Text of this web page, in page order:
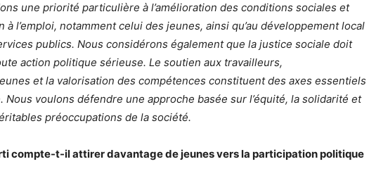
une priorité particulière à l’amélioration des conditions sociales et
à l’emploi, notamment celui des jeunes, ainsi qu’au développement local
publics. Nous considérons également que la justice sociale doit
action politique sérieuse. Le soutien aux travailleurs,
et la valorisation des compétences constituent des axes essentiels
voulons défendre une approche basée sur l’équité, la solidarité et
préoccupations de la société.
compte-t-il attirer davantage de jeunes vers la participation politique